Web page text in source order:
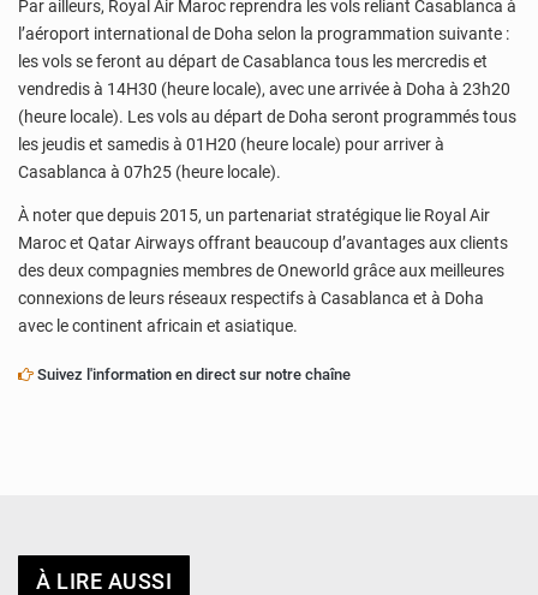
Par ailleurs, Royal Air Maroc reprendra les vols reliant Casablanca à
l’aéroport international de Doha selon la programmation suivante :
les vols se feront au départ de Casablanca tous les mercredis et
vendredis à 14H30 (heure locale), avec une arrivée à Doha à 23h20
(heure locale). Les vols au départ de Doha seront programmés tous
les jeudis et samedis à 01H20 (heure locale) pour arriver à
Casablanca à 07h25 (heure locale).
À noter que depuis 2015, un partenariat stratégique lie Royal Air
Maroc et Qatar Airways offrant beaucoup d’avantages aux clients
des deux compagnies membres de Oneworld grâce aux meilleures
connexions de leurs réseaux respectifs à Casablanca et à Doha
avec le continent africain et asiatique.
Suivez l'information en direct sur notre chaîne
À LIRE AUSSI